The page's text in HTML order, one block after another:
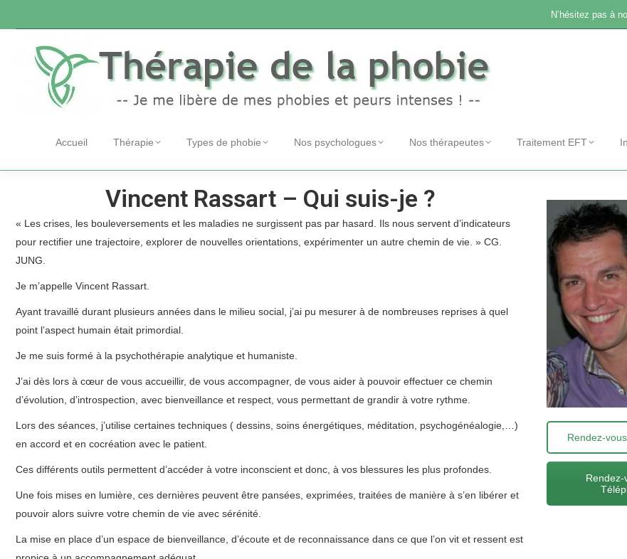
N’hésitez pas à
Accueil Thérapie Types de phobie Nos psychologues Nos thérapeutes Traitement EFT
Vincent Rassart – Qui suis-je ?
« Les crises, les bouleversements et les maladies ne surgissent pas par hasard. Ils nous servent d’indicateurs
pour rectifier une trajectoire, explorer de nouvelles orientations, expérimenter un autre chemin de vie. » CG.
JUNG.
Je m’appelle Vincent Rassart.
Ayant travaillé durant plusieurs années dans le milieu social, j’ai pu mesurer à de nombreuses reprises à quel
point l’aspect humain était primordial.
Je me suis formé à la psychothérapie analytique et humaniste.
J’ai dès lors à cœur de vous accueillir, de vous accompagner, de vous aider à pouvoir effectuer ce chemin
d’évolution, d’introspection, avec bienveillance et respect, vous permettant de grandir à votre rythme.
Lors des séances, j’utilise certaines techniques ( dessins, soins énergétiques, méditation, psychogénéalogie,…)
en accord et en cocréation avec le patient.
Ces différents outils permettent d’accéder à votre inconscient et donc, à vos blessures les plus profondes.
Une fois mises en lumière, ces dernières peuvent être pansées, exprimées, traitées de manière à s’en libérer et
pouvoir alors suivre votre chemin de vie avec sérénité.
La mise en place d’un espace de bienveillance, d’écoute et de reconnaissance dans ce que l’on vit et ressent est
Rendez-